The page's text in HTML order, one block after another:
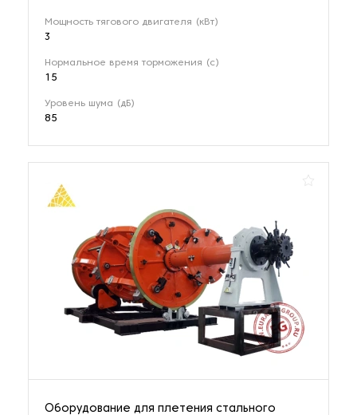
Мощность тягового двигателя (кВт)
3
Нормальное время торможения (с)
15
Уровень шума (дБ)
85
Оборудование для плетения стального